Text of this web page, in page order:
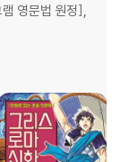
램 영문법 원정],